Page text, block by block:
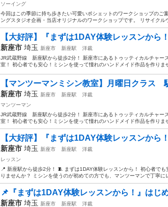
ソーイング
今回はこの季節に持ち歩きたい可愛いポシェットのワークショップのご
ングスタジオ企画・当店オリジナルのワークショップです。 リサイクル
【大好評】『まずは1DAY体験レッスンから
新座市 埼玉 新座市 新座駅
洋裁
JR武蔵野線 新座駅から徒歩2分！ 新座市にあるトゥッティカルチャー
室！ 初心者でも安心！ミシンを使って憧れのハンドメイド作品を作りま
【マンツーマンミシン教室】月曜日クラス
新座市 埼玉 新座市 新座駅
洋裁
マンツーマン
JR武蔵野線 新座駅から徒歩2分！ 新座市にあるトゥッティカルチャー
室！ 初心者でも安心！ミシンを使って憧れのハンドメイド作品を作りま
【大好評】『まずは1DAY体験レッスンから
新座市 埼玉 新座市 新座駅
洋裁
レッスン
📍 新座駅から徒歩2分！ 🧵 まずは1DAY体験レッスンから！ 初心者で
りませんか？ ミシンを使うのが初めての方でも、マンツーマンで丁寧に
📌『まずは1DAY体験レッスンから！』はじ
新座市 埼玉 新座市 新座駅 洋裁